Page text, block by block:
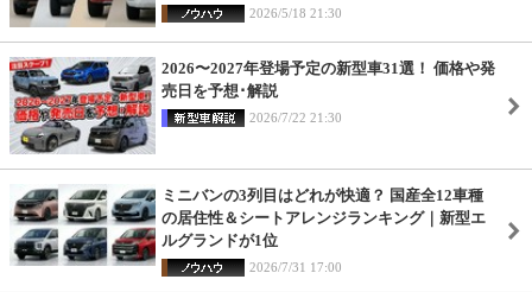
2026/5/18 21:30
2026〜2027年登場予定の新型車31選！ 価格や発
売日を予想･解説
2026/7/22 21:30
ミニバンの3列目はどれが快適？ 国産全12車種
の居住性＆シートアレンジランキング｜新型エ
ルグランドが1位
2026/7/31 17:00